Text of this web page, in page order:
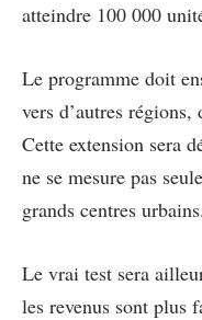
atteindre 100 000
Le programme doit
vers d’autres
Cette extension sera
ne se mesure pas
grands centres urbains.
Le vrai test sera
les revenus sont plus